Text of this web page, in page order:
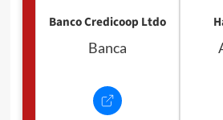
Banco Credicoop Ltdo
Banca